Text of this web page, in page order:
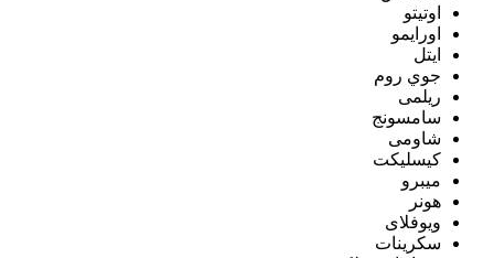
اوتيتو
اورايمو
ايتل
جوي روم
ريلمى
سامسونج
شاومى
كيسليكت
ميبرو
هونر
ويوفلاى
سكرينات